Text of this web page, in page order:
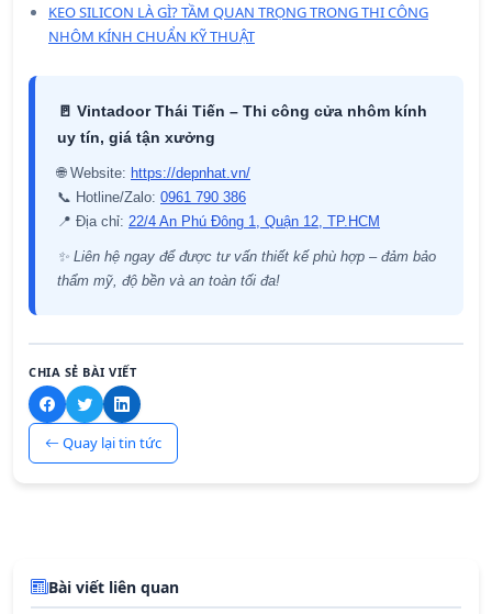
KEO SILICON LÀ GÌ? TẦM QUAN TRỌNG TRONG THI CÔNG
NHÔM KÍNH CHUẨN KỸ THUẬT
🚪 Vintadoor Thái Tiến – Thi công cửa nhôm kính
uy tín, giá tận xưởng
🌐 Website: https://depnhat.vn/
📞 Hotline/Zalo: 0961 790 386
📍 Địa chỉ: 22/4 An Phú Đông 1, Quận 12, TP.HCM
✨ Liên hệ ngay để được tư vấn thiết kế phù hợp – đảm bảo
thẩm mỹ, độ bền và an toàn tối đa!
CHIA SẺ BÀI VIẾT
Quay lại tin tức
Bài viết liên quan